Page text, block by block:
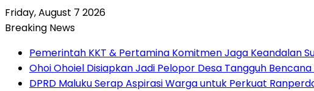
Friday, August 7 2026
Breaking News
Pemerintah KKT & Pertamina Komitmen Jaga Keandalan
Ohoi Ohoiel Disiapkan Jadi Pelopor Desa Tangguh
DPRD Maluku Serap Aspirasi Warga untuk Perkuat